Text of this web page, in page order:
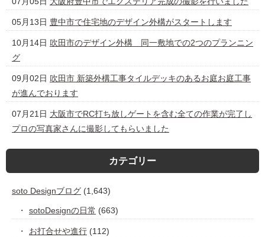
05月13日 豊中市で住宅地のデザイン外構がスタートします
10月14日 吹田市のデザイン外構 同一敷地での2つのプランニン
グ
09月02日 吹田市 新築外構工事タイルデッキのあるお庭お庭工事
が進んでおります
07月21日 大阪市でRC打ち放しゲートを含む全ての作業が完了し
プロの写真家さんに撮影してもらいました
カテゴリー
soto Designブログ (1,643)
sotoDesignの日常 (663)
お打合せや進行 (112)